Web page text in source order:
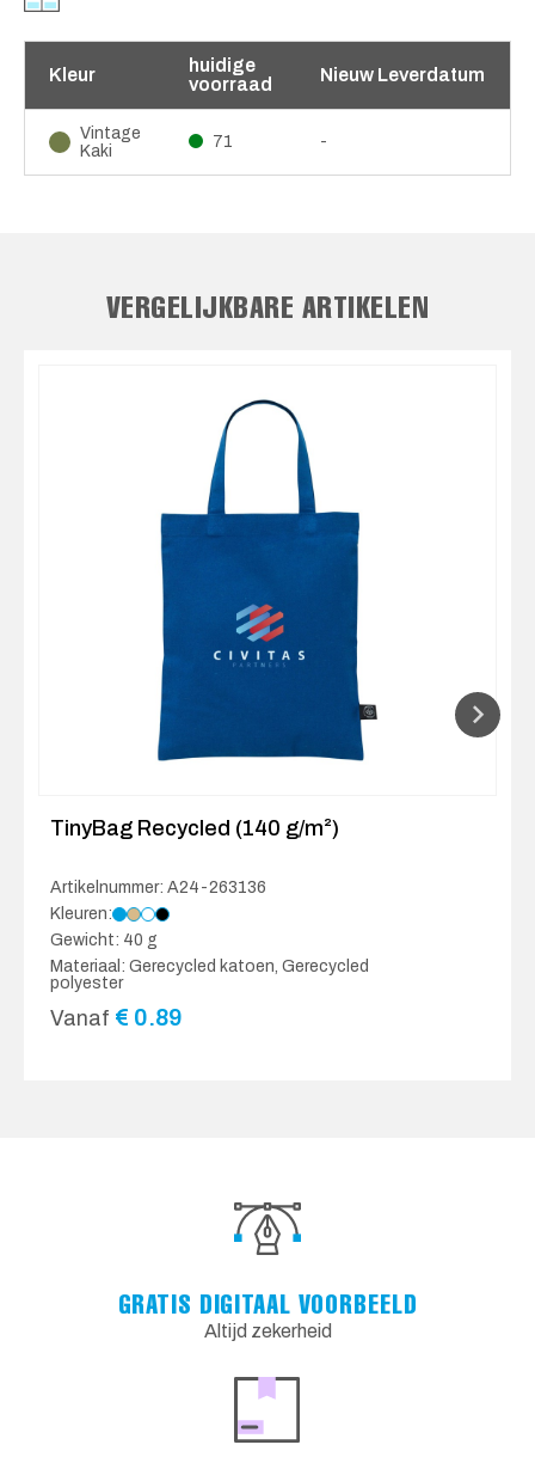
Kleur
huidige
voorraad
Nieuw Leverdatum
Vintage
Kaki
71 -
VERGELIJKBARE ARTIKELEN
TinyBag Recycled (140 g/m²)
Artikelnummer: A24-263136
Kleuren:
Gewicht: 40 g
Materiaal: Gerecycled katoen, Gerecycled
polyester
Vanaf € 0.89
GRATIS DIGITAAL VOORBEELD
Altijd zekerheid